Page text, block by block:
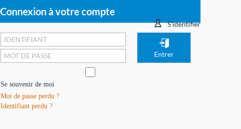
S'identifier
Connexion à votre compte
Se souvenir de moi
Mot de passe perdu ?
Identifiant perdu ?